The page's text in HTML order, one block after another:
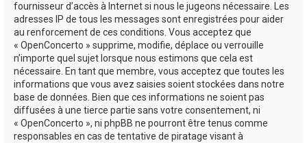
fournisseur d’accès à Internet si nous le jugeons nécessaire. Les
adresses IP de tous les messages sont enregistrées pour aider
au renforcement de ces conditions. Vous acceptez que
« OpenConcerto » supprime, modifie, déplace ou verrouille
n’importe quel sujet lorsque nous estimons que cela est
nécessaire. En tant que membre, vous acceptez que toutes les
informations que vous avez saisies soient stockées dans notre
base de données. Bien que ces informations ne soient pas
diffusées à une tierce partie sans votre consentement, ni
« OpenConcerto », ni phpBB ne pourront être tenus comme
responsables en cas de tentative de piratage visant à